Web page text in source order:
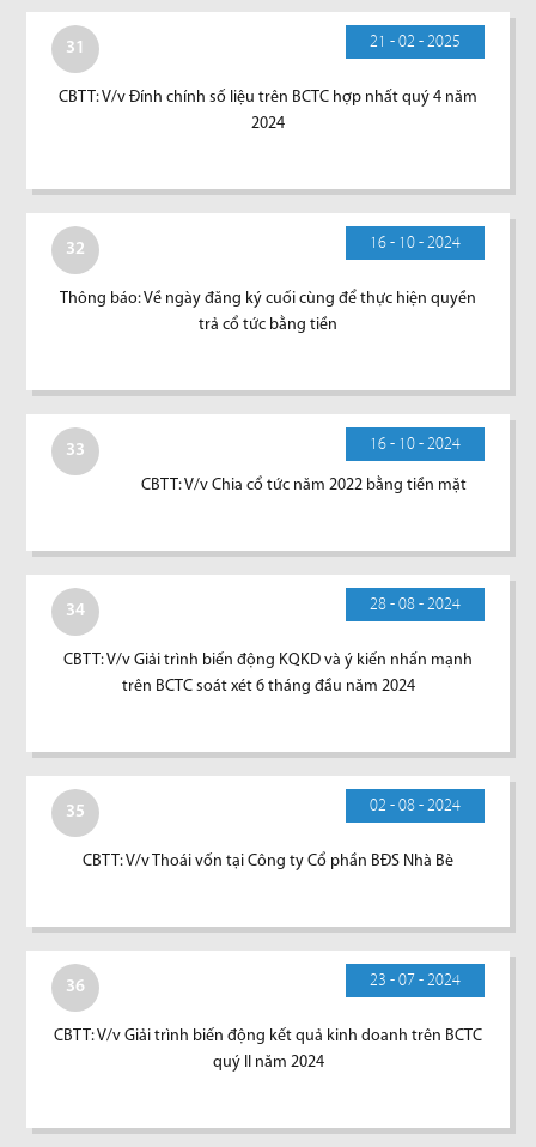
31 21 - 02 - 2025
CBTT: V/v Đính chính số liệu trên BCTC hợp nhất quý 4 năm
2024
32 16 - 10 - 2024
Thông báo: Về ngày đăng ký cuối cùng để thực hiện quyền
trả cổ tức bằng tiền
33 16 - 10 - 2024
CBTT: V/v Chia cổ tức năm 2022 bằng tiền mặt
34 28 - 08 - 2024
CBTT: V/v Giải trình biến động KQKD và ý kiến nhấn mạnh
trên BCTC soát xét 6 tháng đầu năm 2024
35 02 - 08 - 2024
CBTT: V/v Thoái vốn tại Công ty Cổ phần BĐS Nhà Bè
36 23 - 07 - 2024
CBTT: V/v Giải trình biến động kết quả kinh doanh trên BCTC
quý II năm 2024